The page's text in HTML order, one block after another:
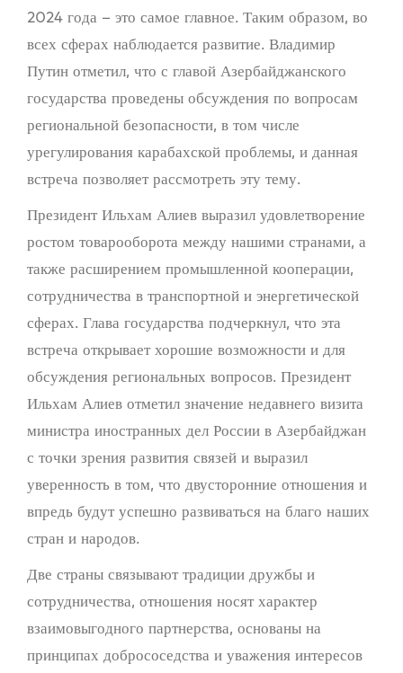
2024 года – это самое главное. Таким образом, во
всех сферах наблюдается развитие. Владимир
Путин отметил, что с главой Азербайджанского
государства проведены обсуждения по вопросам
региональной безопасности, в том числе
урегулирования карабахской проблемы, и данная
встреча позволяет рассмотреть эту тему.
Президент Ильхам Алиев выразил удовлетворение
ростом товарооборота между нашими странами, а
также расширением промышленной кооперации,
сотрудничества в транспортной и энергетической
сферах. Глава государства подчеркнул, что эта
встреча открывает хорошие возможности и для
обсуждения региональных вопросов. Президент
Ильхам Алиев отметил значение недавнего визита
министра иностранных дел России в Азербайджан
с точки зрения развития связей и выразил
уверенность в том, что двусторонние отношения и
впредь будут успешно развиваться на благо наших
стран и народов.
Две страны связывают традиции дружбы и
сотрудничества, отношения носят характер
взаимовыгодного партнерства, основаны на
принципах добрососедства и уважения интересов